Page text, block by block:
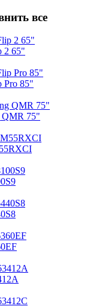
все
2 65"
Pro 85"
QMR 75"